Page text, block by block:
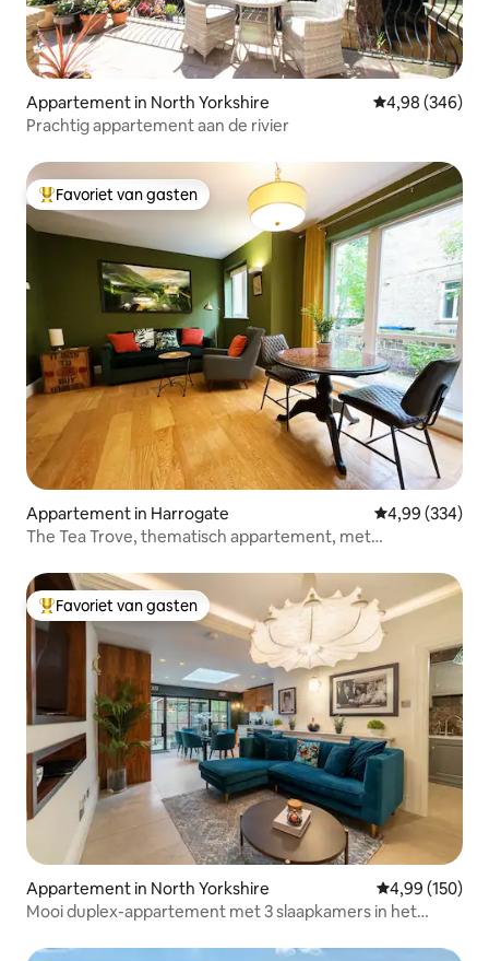
Appartement in North Yorkshire Gemiddelde
4,98 (346)
Prachtig appartement aan de rivier
Topfavoriet van gasten
Favoriet van gasten
Appartement in Harrogate Gemiddelde
4,99 (334)
The Tea Trove, thematisch appartement, met
Topfavoriet van gasten
Favoriet van gasten
Appartement in North Yorkshire Gemiddelde
4,99 (150)
Mooi duplex-appartement met 3 slaapkamers in het